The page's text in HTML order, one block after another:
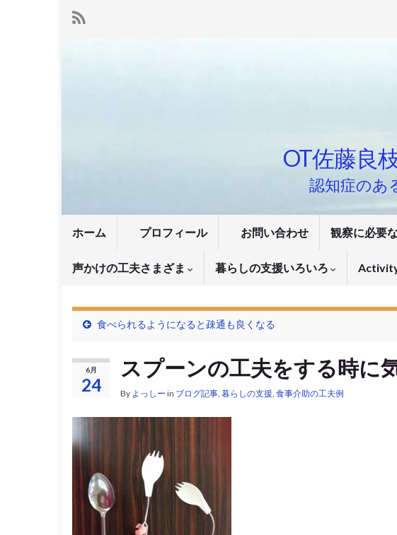
OT佐藤良
認知症のあ
ホーム プロフィール お問い合わせ 観察に必要
声かけの工夫さまざま 暮らしの支援いろいろ
食べられるようになると疎通も良くなる
6月
24
スプーンの工夫をする時に
By よっしー in ブログ記事, 暮らしの支援, 食事介助の工夫例